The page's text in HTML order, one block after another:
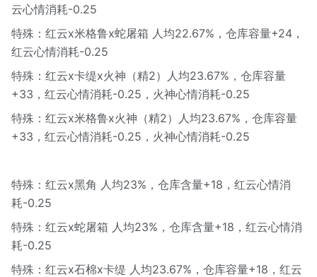
云心情消耗-0.25
特殊：红云x米格鲁x蛇屠箱 人均22.67%，仓库容量+24，
红云心情消耗-0.25
特殊：红云x卡缇x火神（精2）人均23.67%，仓库容量
+33，红云心情消耗-0.25，火神心情消耗-0.25
特殊：红云x米格鲁x火神（精2）人均23.67%，仓库容量
+33，红云心情消耗-0.25，火神心情消耗-0.25
特殊：红云x黑角 人均23%，仓库含量+18，红云心情消
耗-0.25
特殊：红云x蛇屠箱 人均23%，仓库含量+18，红云心情消
耗-0.25
特殊：红云x石棉x卡缇 人均23.67%，仓库容量+18，红云